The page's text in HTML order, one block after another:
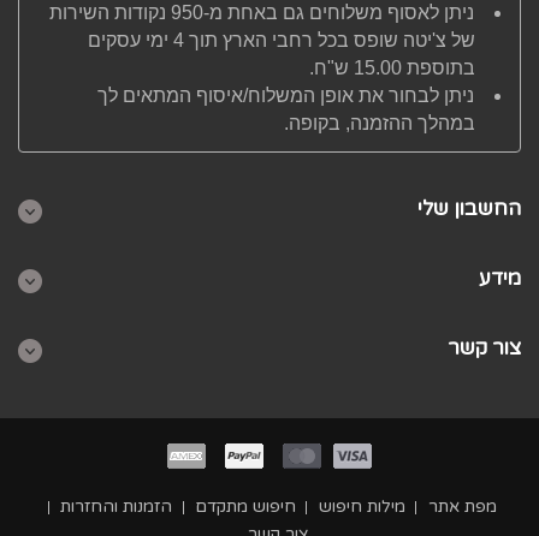
ניתן לאסוף משלוחים גם באחת מ-950 נקודות השירות
של צ'יטה שופס בכל רחבי הארץ תוך 4 ימי עסקים
בתוספת 15.00 ש"ח.
ניתן לבחור את אופן המשלוח/איסוף המתאים לך
במהלך ההזמנה, בקופה.
החשבון שלי
מידע
צור קשר
מפת אתר מילות חיפוש חיפוש מתקדם
הזמנות והחזרות